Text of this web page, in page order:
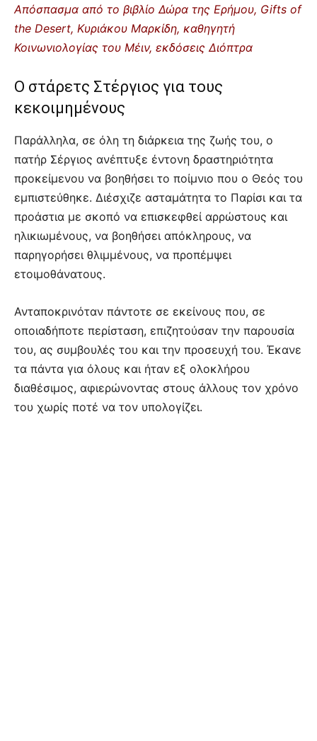
Απόσπασμα από το βιβλίο Δώρα της Ερήμου, Gifts of
the Desert, Κυριάκου Μαρκίδη, καθηγητή
Κοινωνιολογίας του Μέιν, εκδόσεις Διόπτρα
Ο στάρετς Στέργιος για τους
κεκοιμημένους
Παράλληλα, σε όλη τη διάρκεια της ζωής του, ο
πατήρ Σέργιος ανέπτυξε έντονη δραστηριότητα
προκείμενου να βοηθήσει το ποίμνιο που ο Θεός του
εμπιστεύθηκε. Διέσχιζε ασταμάτητα το Παρίσι και τα
προάστια με σκοπό να επισκεφθεί αρρώστους και
ηλικιωμένους, να βοηθήσει απόκληρους, να
παρηγορήσει θλιμμένους, να προπέμψει
ετοιμοθάνατους.
Ανταποκρινόταν πάντοτε σε εκείνους που, σε
οποιαδήποτε περίσταση, επιζητούσαν την παρουσία
του, ας συμβουλές του και την προσευχή του. Έκανε
τα πάντα για όλους και ήταν εξ ολοκλήρου
διαθέσιμος, αφιερώνοντας στους άλλους τον χρόνο
του χωρίς ποτέ να τον υπολογίζει.